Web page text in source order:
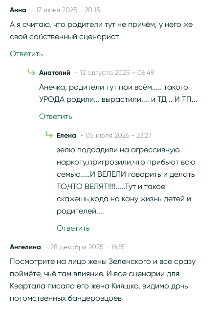
Анна - 17 июня 2025 - 20:15
А я считаю, что родители тут не причём, у него же
свой собственный сценарист
Ответить
Анатолий - 12 августа 2025 - 06:49
Анечка, родители тут при всём..... такого
УРОДА родили... вырастили.... и ТД .. И ТП...
Ответить
Елена - 05 июля 2026 - 23:27
зелю подсадили на агрессивную
наркоту,пригрозили,что прибьют всю
семью.....И ВЕЛЕЛИ говорить и делать
ТО,ЧТО ВЕЛЯТ!!!!.....Тут и такое
скажешь,кода на кону жизнь детей и
родителей....
Ответить
Ангелина - 28 декабря 2025 - 16:15
Посмотрите на лицо жены Зеленского и все сразу
поймёте, чьё там влияние. И все сценарии для
Квартала писала его жена Кияшко, видимо дрчь
потомственных бандеровцоев